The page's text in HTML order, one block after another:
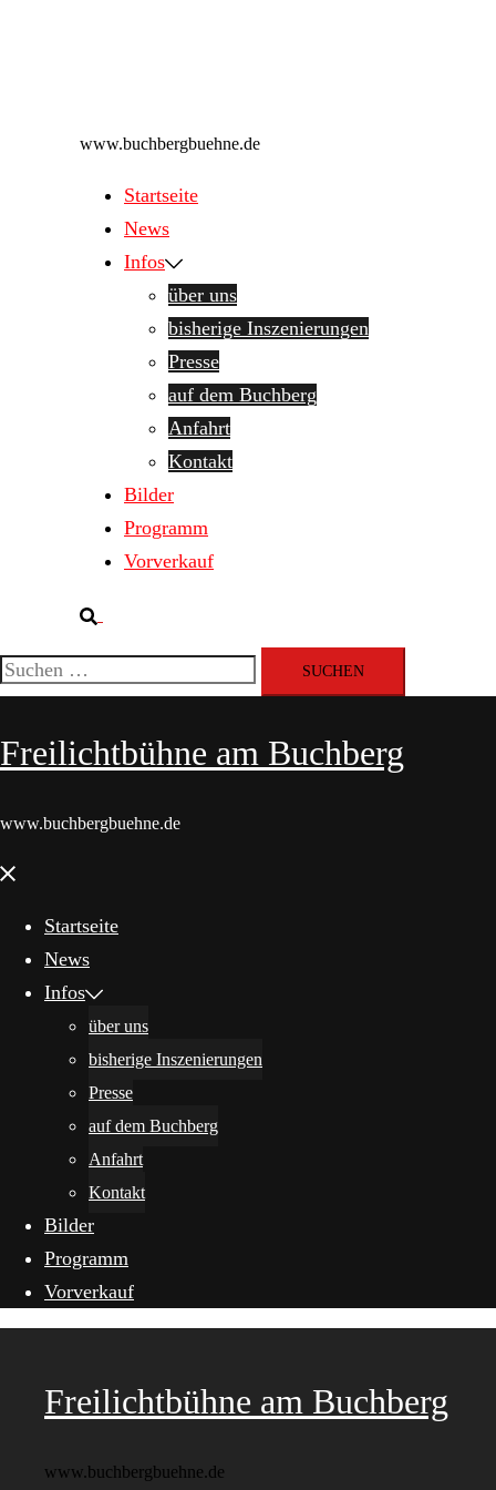
www.buchbergbuehne.de
Startseite
News
Infos
über uns
bisherige Inszenierungen
Presse
auf dem Buchberg
Anfahrt
Kontakt
Bilder
Programm
Vorverkauf
Suche
Suchen
nach:
Freilichtbühne am Buchberg
www.buchbergbuehne.de
Menü
Startseite
News
Infos
über uns
bisherige Inszenierungen
Presse
auf dem Buchberg
Anfahrt
Kontakt
Bilder
Programm
Vorverkauf
Freilichtbühne am Buchberg
www.buchbergbuehne.de